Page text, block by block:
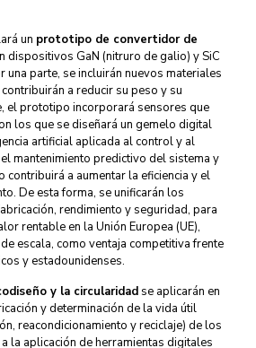
un prototipo de convertidor de
dispositivos GaN (nitruro de galio) y SiC
una parte, se incluirán nuevos materiales
a reducir su peso y su
el prototipo incorporará sensores que
los que se diseñará un gemelo digital
artificial aplicada al control y al
mantenimiento predictivo del sistema y
contribuirá a aumentar la eficiencia y el
De esta forma, se unificarán los
rendimiento y seguridad, para
rentable en la Unión Europea (UE),
escala, como ventaja competitiva frente
y estadounidenses.
y la circularidad se aplicarán en
y determinación de la vida útil
reacondicionamiento y reciclaje) de los
la aplicación de herramientas digitales